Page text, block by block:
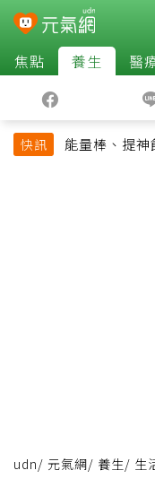
焦點 養生 醫
快訊
能量棒、提
udn/ 元氣網/ 養生/ 生